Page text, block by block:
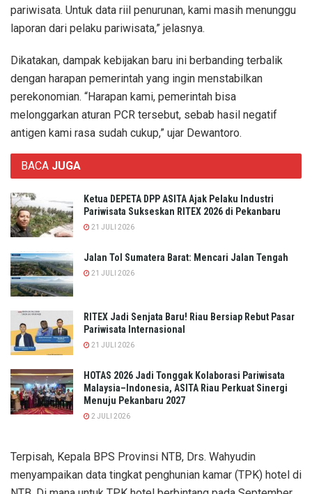
pariwisata. Untuk data riil penurunan, kami masih menunggu
laporan dari pelaku pariwisata,” jelasnya.
Dikatakan, dampak kebijakan baru ini berbanding terbalik
dengan harapan pemerintah yang ingin menstabilkan
perekonomian. “Harapan kami, pemerintah bisa
melonggarkan aturan PCR tersebut, sebab hasil negatif
antigen kami rasa sudah cukup,” ujar Dewantoro.
BACA JUGA
Ketua DEPETA DPP ASITA Ajak Pelaku Industri
Pariwisata Sukseskan RITEX 2026 di Pekanbaru
21 JULI 2026
Jalan Tol Sumatera Barat: Mencari Jalan Tengah
21 JULI 2026
RITEX Jadi Senjata Baru! Riau Bersiap Rebut Pasar
Pariwisata Internasional
21 JULI 2026
HOTAS 2026 Jadi Tonggak Kolaborasi Pariwisata
Malaysia–Indonesia, ASITA Riau Perkuat Sinergi
Menuju Pekanbaru 2027
2 JULI 2026
Terpisah, Kepala BPS Provinsi NTB, Drs. Wahyudin
menyampaikan data tingkat penghunian kamar (TPK) hotel di